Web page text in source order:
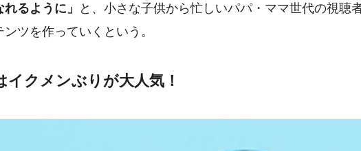
るように」
と、小さな子供から忙しいパパ・ママ世代の視聴
ツを作っていくという。
イクメンぶりが大人気！